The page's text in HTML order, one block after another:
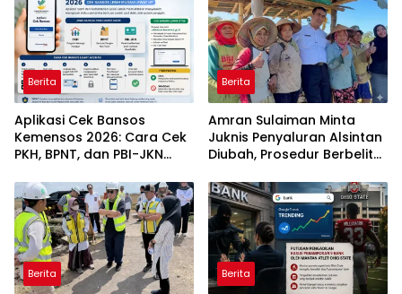
Berita
Aplikasi Cek Bansos
Kemensos 2026: Cara Cek
PKH, BPNT, dan PBI-JKN
Berita
Amran Sulaiman Minta
Juknis Penyaluran Alsintan
Diubah, Prosedur Berbelit
Berita Berita